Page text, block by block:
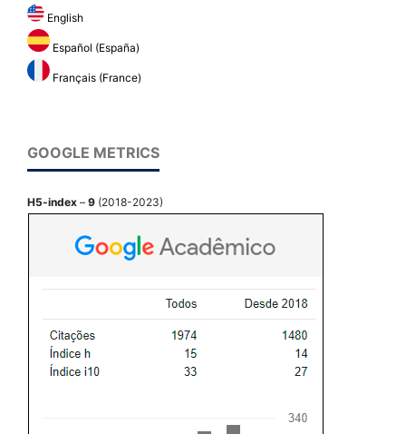
English
Español (España)
Français (France)
GOOGLE METRICS
H5-index – 9 (2018-2023)